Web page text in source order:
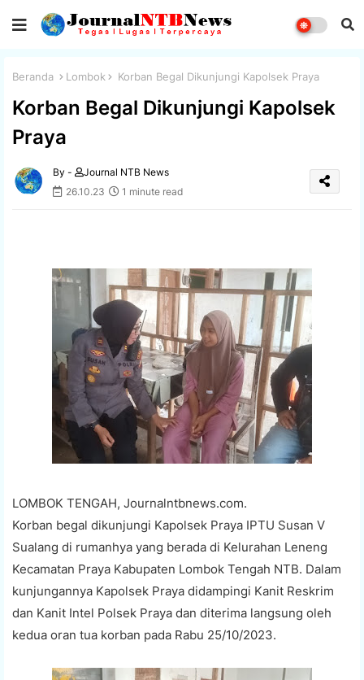
Beranda Lombok Korban Begal Dikunjungi Kapolsek Praya
Korban Begal Dikunjungi Kapolsek
Praya
By -
Journal NTB News
26.10.23
1 minute read
LOMBOK TENGAH, Journalntbnews.com.
Korban begal dikunjungi Kapolsek Praya IPTU Susan V
Sualang di rumanhya yang berada di Kelurahan Leneng
Kecamatan Praya Kabupaten Lombok Tengah NTB. Dalam
kunjungannya Kapolsek Praya didampingi Kanit Reskrim
dan Kanit Intel Polsek Praya dan diterima langsung oleh
kedua oran tua korban pada Rabu 25/10/2023.